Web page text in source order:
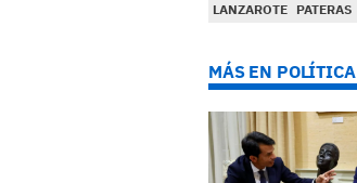
LANZAROTE PATERAS
MÁS EN POLÍTICA